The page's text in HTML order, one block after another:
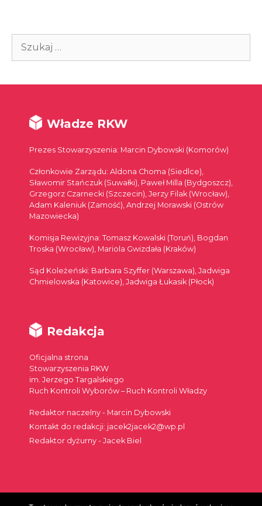
Szukaj:
Władze RKW
Prezes Stowarzyszenia: Marcin Dybowski (Komorów)
Członkowie Zarządu: Aldona Choma (Siedlce),
Sławomir Stańczuk (Suwałki), Paweł Milla (Bydgoszcz),
Grzegorz Czarnecki (Szczecin), Jerzy Filak (Wrocław),
Adam Kaleniuk (Zamość), Andrzej Morawski (Ostrów
Mazowiecka)
Komisja Rewizyjna: Tomasz Kowalski (Toruń), Bogdan
Troska (Wrocław), Mariola Gwizdała (Kraków)
Sąd Koleżeński: Barbara Szyffer (Warszawa), Jadwiga
Chmielowska (Katowice), Jadwiga Łukasik (Płock)
Redakcja
Oficjalna strona
Stowarzyszenia RKW
im. Jerzego Targalskiego
Ruch Kontroli Wyborów – Ruch Kontroli Władzy
Redaktor naczelny - Marcin Dybowski
Kontakt do redakcji: jacek2jacek2@wp.pl
Redaktor dyżurny - Jacek Biel